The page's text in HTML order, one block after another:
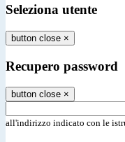
Seleziona utente
button close ×
Recupero password
button close ×
all'indirizzo indicato con le